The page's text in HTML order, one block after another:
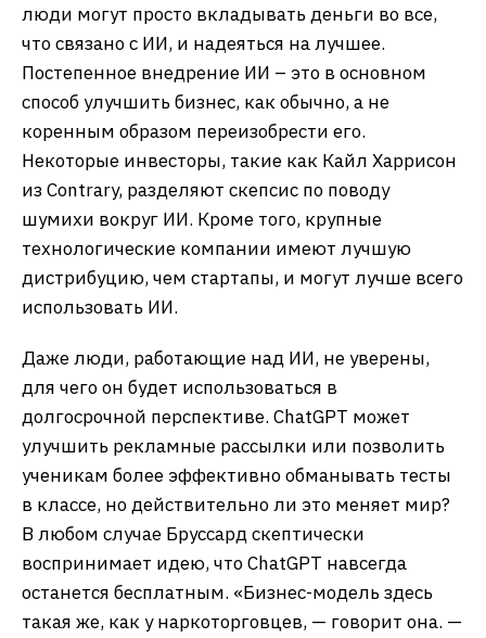
люди могут просто вкладывать деньги во все,
что связано с ИИ, и надеяться на лучшее.
Постепенное внедрение ИИ – это в основном
способ улучшить бизнес, как обычно, а не
коренным образом переизобрести его.
Некоторые инвесторы, такие как Кайл Харрисон
из Contrary, разделяют скепсис по поводу
шумихи вокруг ИИ. Кроме того, крупные
технологические компании имеют лучшую
дистрибуцию, чем стартапы, и могут лучше всего
использовать ИИ.
Даже люди, работающие над ИИ, не уверены,
для чего он будет использоваться в
долгосрочной перспективе. ChatGPT может
улучшить рекламные рассылки или позволить
ученикам более эффективно обманывать тесты
в классе, но действительно ли это меняет мир?
В любом случае Бруссард скептически
воспринимает идею, что ChatGPT навсегда
останется бесплатным. «Бизнес-модель здесь
такая же, как у наркоторговцев, — говорит она. —